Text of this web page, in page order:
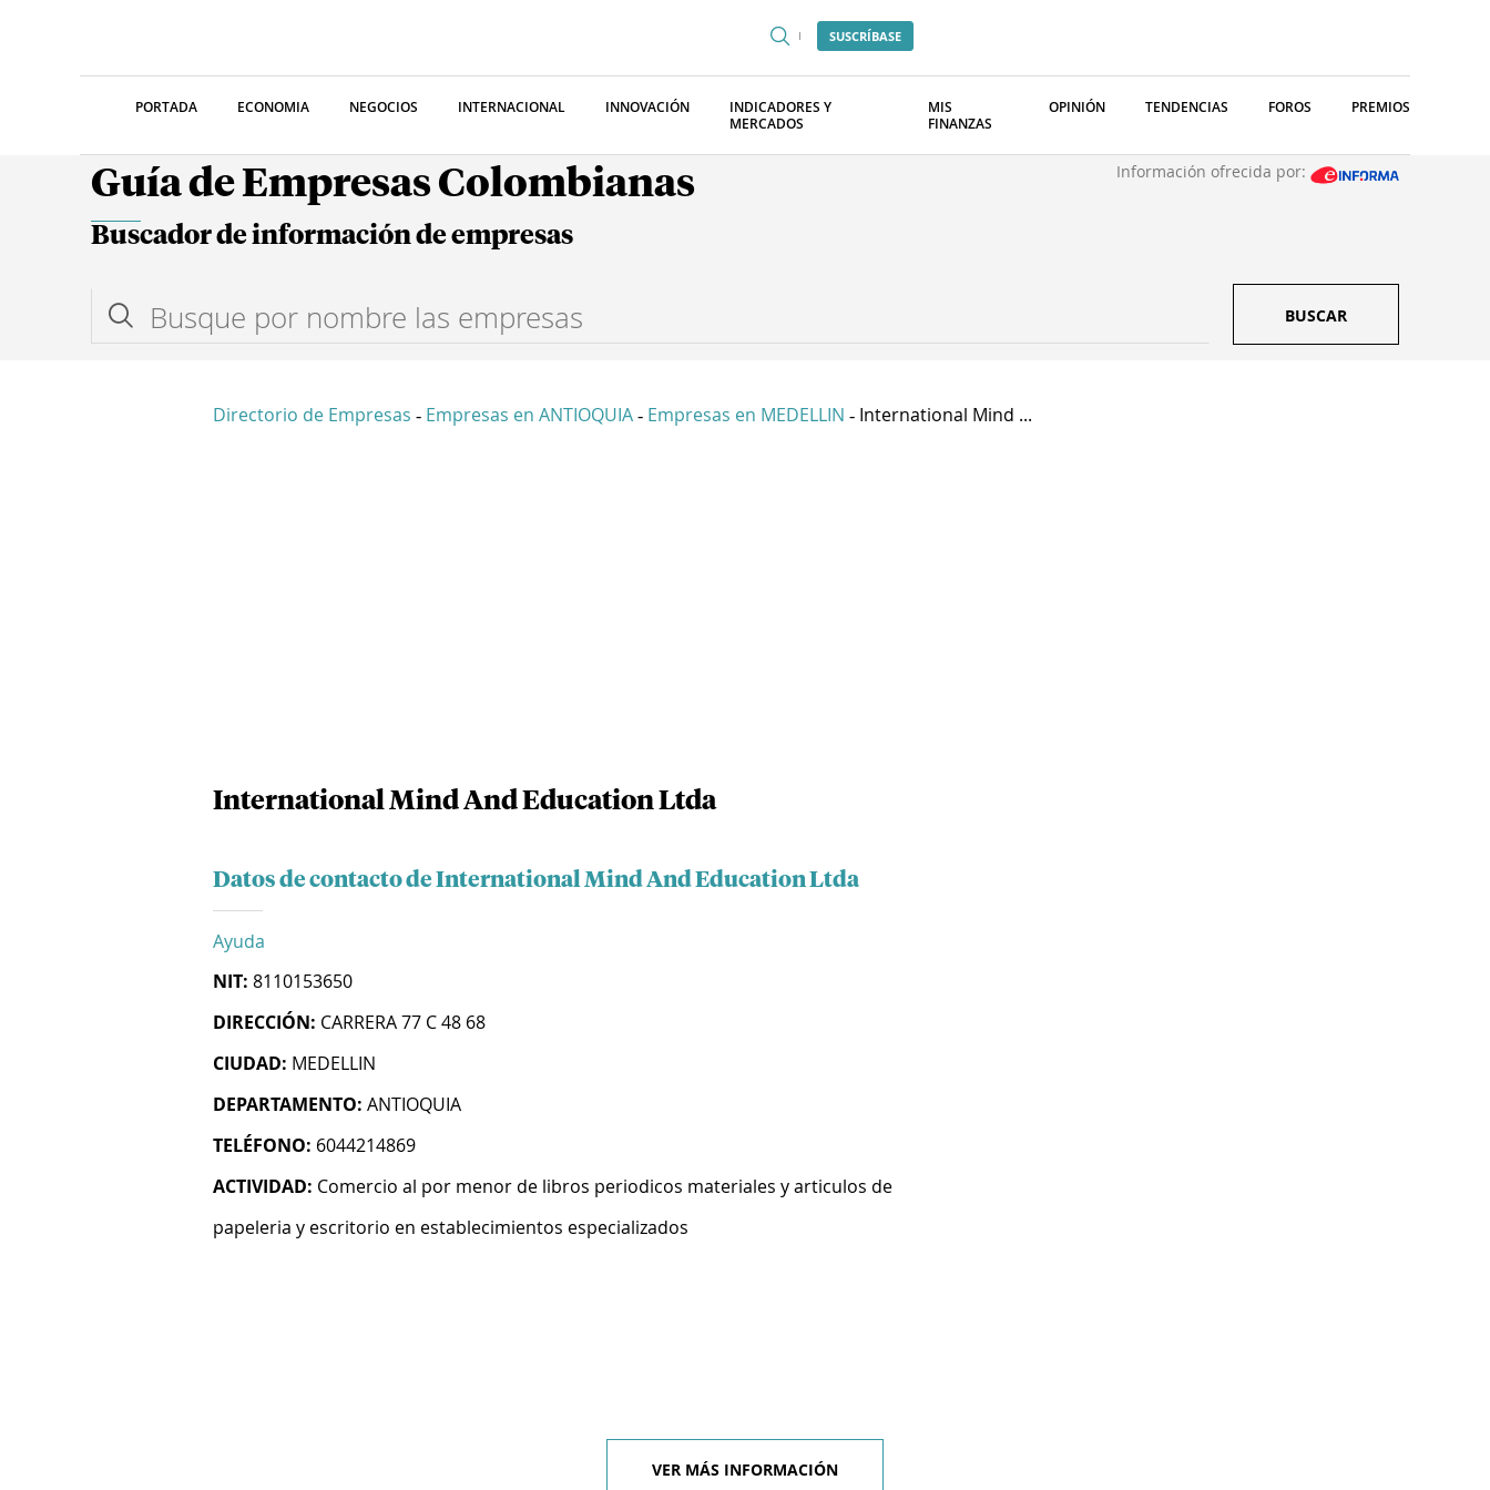
SUSCRÍBASE
PORTADA ECONOMIA NEGOCIOS INTERNACIONAL INNOVACIÓN
INDICADORES Y
MERCADOS
MIS
FINANZAS
OPINIÓN TENDENCIAS FOROS PREMIOS
Guía de Empresas Colombianas Información ofrecida por:
Buscador de información de empresas
BUSCAR
Directorio de Empresas - Empresas en ANTIOQUIA - Empresas en MEDELLIN - International Mind ...
International Mind And Education Ltda
Datos de contacto de International Mind And Education Ltda
Ayuda
NIT: 8110153650
DIRECCIÓN: CARRERA 77 C 48 68
CIUDAD: MEDELLIN
DEPARTAMENTO: ANTIOQUIA
TELÉFONO: 6044214869
ACTIVIDAD: Comercio al por menor de libros periodicos materiales y articulos de
papeleria y escritorio en establecimientos especializados
VER MÁS INFORMACIÓN